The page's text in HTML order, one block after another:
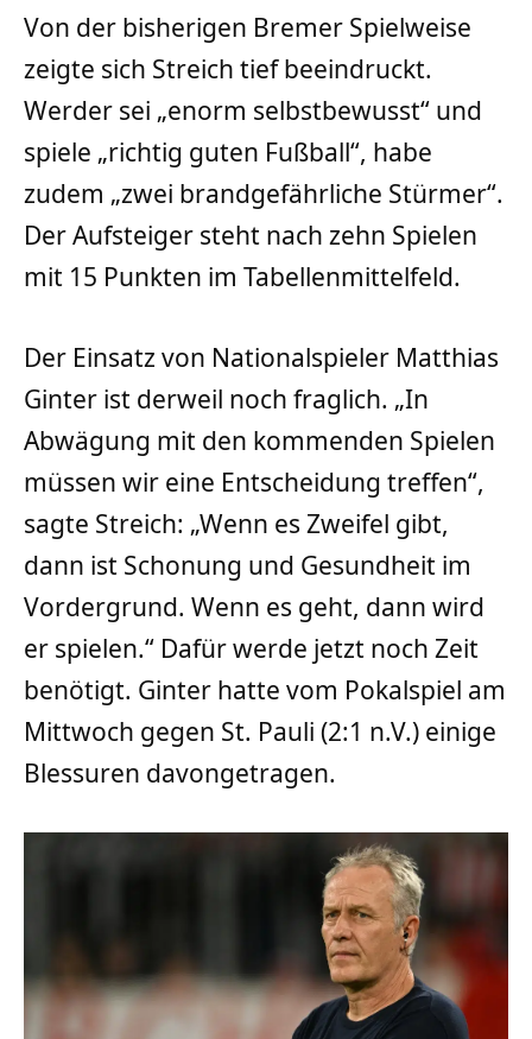
Von der bisherigen Bremer Spielweise
zeigte sich Streich tief beeindruckt.
Werder sei „enorm selbstbewusst“ und
spiele „richtig guten Fußball“, habe
zudem „zwei brandgefährliche Stürmer“.
Der Aufsteiger steht nach zehn Spielen
mit 15 Punkten im Tabellenmittelfeld.
Der Einsatz von Nationalspieler Matthias
Ginter ist derweil noch fraglich. „In
Abwägung mit den kommenden Spielen
müssen wir eine Entscheidung treffen“,
sagte Streich: „Wenn es Zweifel gibt,
dann ist Schonung und Gesundheit im
Vordergrund. Wenn es geht, dann wird
er spielen.“ Dafür werde jetzt noch Zeit
benötigt. Ginter hatte vom Pokalspiel am
Mittwoch gegen St. Pauli (2:1 n.V.) einige
Blessuren davongetragen.